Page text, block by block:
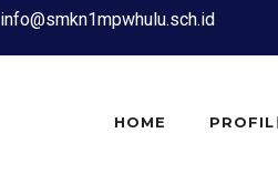
info@smkn1mpwhulu.sch.id
HOME PROFIL